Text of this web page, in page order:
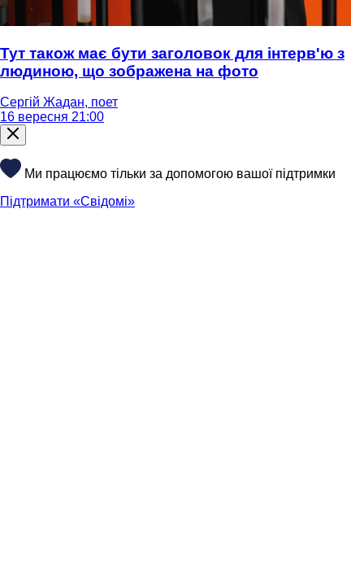
Тут також має бути заголовок для інтерв'ю з
людиною, що зображена на фото
Сергій Жадан, поет
16 вересня 21:00
Ми працюємо тільки за допомогою вашої підтримки
Підтримати «Свідомі»